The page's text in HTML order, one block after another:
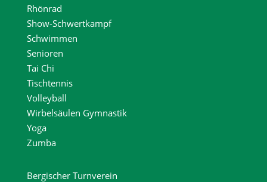
Rhönrad
Show-Schwertkampf
Schwimmen
Senioren
Tai Chi
Tischtennis
Volleyball
Wirbelsäulen Gymnastik
Yoga
Zumba
Bergischer Turnverein